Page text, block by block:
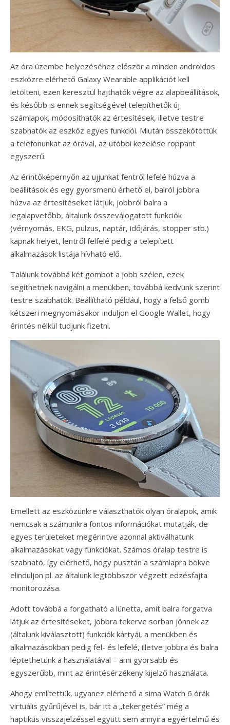
Az óra üzembe helyezéséhez először a minden androidos
eszközre elérhető Galaxy Wearable applikációt kell
letölteni, ezen keresztül hajthatók végre az alapbeállítások,
és később is ennek segítségével telepíthetők új
számlapok, módosíthatók az értesítések, illetve testre
szabhatók az eszköz egyes funkciói. Miután összekötöttük
a telefonunkat az órával, az utóbbi kezelése roppant
egyszerű.
Az érintőképernyőn az ujjunkat fentről lefelé húzva a
beállítások és egy gyorsmenü érhető el, balról jobbra
húzva az értesítéseket látjuk, jobbról balra a
legalapvetőbb, általunk összeválogatott funkciók
(vérnyomás, EKG, pulzus, naptár, időjárás, stopper stb.)
kapnak helyet, lentről felfelé pedig a telepített
alkalmazások listája hívható elő.
Találunk továbbá két gombot a jobb szélen, ezek
segíthetnek navigálni a menükben, továbbá kedvünk szerint
testre szabhatók. Beállítható például, hogy a felső gomb
kétszeri megnyomásakor induljon el Google Wallet, hogy
érintés nélkül tudjunk fizetni.
Emellett az eszközünkre választhatók olyan óralapok, amik
nemcsak a számunkra fontos információkat mutatják, de
egyes területeket megérintve azonnal aktiválhatunk
alkalmazásokat vagy funkciókat. Számos óralap testre is
szabható, így elérhető, hogy pusztán a számlapra bökve
elinduljon pl. az általunk legtöbbször végzett edzésfajta
monitorozása.
Adott továbbá a forgatható a lünetta, amit balra forgatva
látjuk az értesítéseket, jobbra tekerve sorban jönnek az
(általunk kiválasztott) funkciók kártyái, a menükben és
alkalmazásokban pedig fel- és lefelé, illetve jobbra és balra
léptethetünk a használatával – ami gyorsabb és
egyszerűbb, mint az érintésérzékeny kijelző használata.
Ahogy említettük, ugyanez elérhető a sima Watch 6 órák
virtuális gyűrűjével is, bár itt a „tekergetés” még a
haptikus visszajelzéssel együtt sem annyira egyértelmű és